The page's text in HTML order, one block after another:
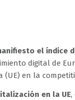
el índice
digital de
(UE) en la
en la UE,